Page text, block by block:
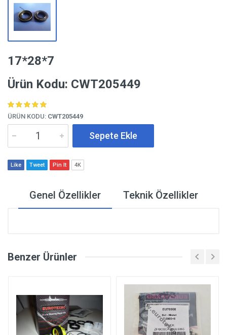
17*28*7
Ürün Kodu: CWT205449
ÜRÜN KODU: CWT205449
Sepete Ekle
Like Tweet Pin It 4K
Genel Özellikler Teknik Özellikler
Benzer Ürünler